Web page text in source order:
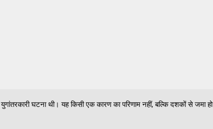
घटना थी। यह किसी एक कारण का परिणाम नहीं, बल्कि दशकों से जमा हो